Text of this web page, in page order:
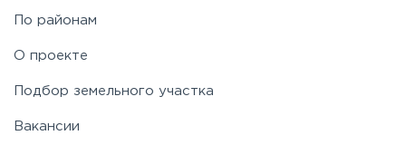
По районам
О проекте
Подбор земельного участка
Вакансии